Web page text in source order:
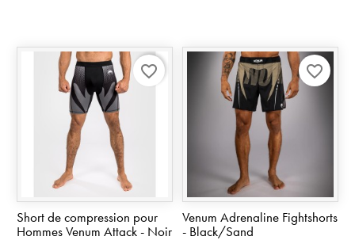
Short de compression pour
Hommes Venum Attack - Noir
favorite_border
Venum Adrenaline Fightshorts
- Black/Sand
favorite_border